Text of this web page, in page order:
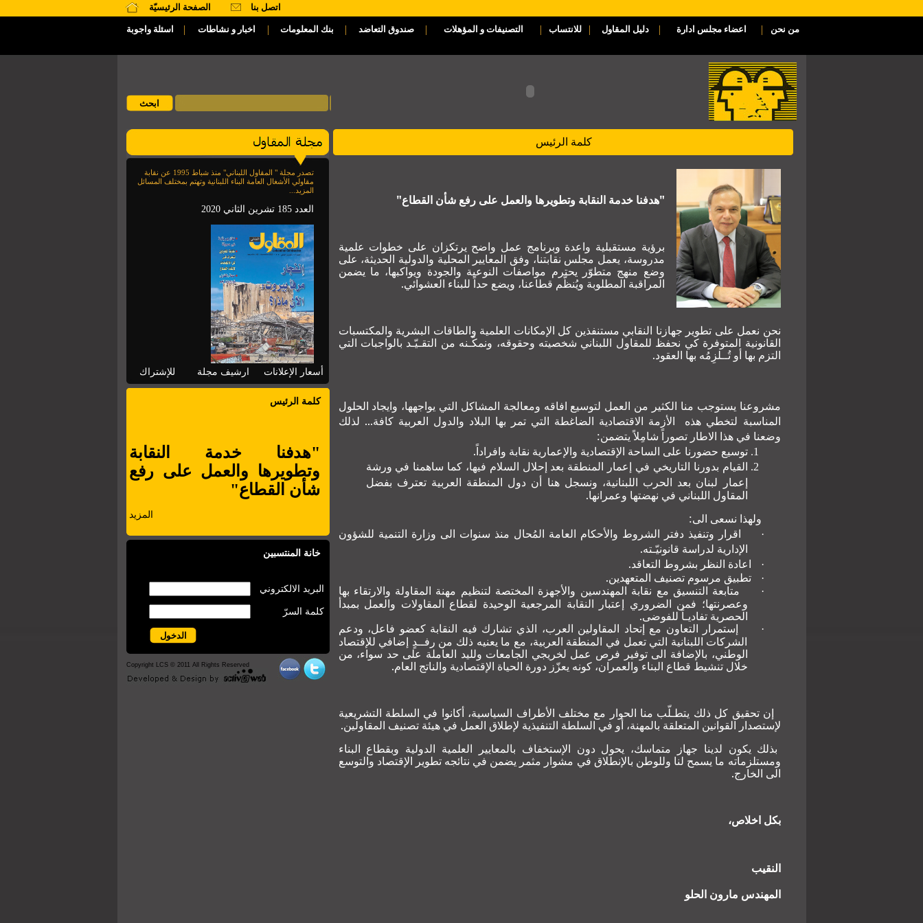
الصفحة الرئيسيّة اتصل بنا
اسئلة واجوبة | اخبار و نشاطات | بنك المعلومات | صندوق التعاضد | التصنيفات و المؤهلات | للانتساب | دليل المقاول | اعضاء مجلس ادارة | من نحن
تصدر مجلة " المقاول اللبناني" منذ شباط 1995 عن نقابة
مقاولي الأشغال العامة البناء اللبنانية وتهتم بمختلف المسائل
المزيد...
العدد 185 تشرين الثاني 2020
للإشتراك ارشيف مجلة أسعار الإعلانات
كلمة الرئيس
"هدفنا خدمة النقابة
وتطويرها والعمل على رفع
شأن القطاع"
المزيد
خانة المنتسبين
البريد الالكتروني
كلمة السرّ
Copyright LCS © 2011 All Rights Reserved
كلمة الرئيس
"هدفنا خدمة النقابة وتطويرها والعمل على رفع شأن القطاع"
برؤية مستقبلية واعدة وبرنامج عمل واضح يرتكزان على خطوات علمية
مدروسة، يعمل مجلس نقابتنا، وفق المعايير المحلية والدولية الحديثة، على
وضع منهج متطوّر يحترم مواصفات النوعية والجودة ويواكبها، ما يضمن
المراقبة المطلوبة ويُنظّم قطاعنا، ويضع حداً للبناء العشوائي.
نحن نعمل على تطوير جهازنا النقابي مستنفذين كل الإمكانات العلمية والطاقات البشرية والمكتسبات
القانونية المتوفرة كي نحفظ للمقاول اللبناني شخصيته وحقوقه، ونمكّـنه من التقـيّـد بالواجبات التي
التزم بها أو تُــلزِمُه بها العقود.
مشروعنا يستوجب منا الكثير من العمل لتوسيع افاقه ومعالجة المشاكل التي يواجهها، وايجاد الحلول
المناسبة لتخطي هذه الأزمة الاقتصادية الضاغطة التي تمر بها البلاد والدول العربية كافة... لذلك
وضعنا في هذا الاطار تصوراً شامِلاً يتضمن:
توسيع حضورنا على الساحة الإقتصادية والإعمارية نقابة وافراداً.
القيام بدورنا التاريخي في إعمار المنطقة بعد إحلال السلام فيها، كما ساهمنا في ورشة
إعمار لبنان بعد الحرب اللبنانية، ونسجل هنا أن دول المنطقة العربية تعترف بفضل
المقاول اللبناني في نهضتها وعمرانها.
ولهذا نسعى الى:
·
اقرار وتنفيذ دفتر الشروط والأحكام العامة المُحال منذ سنوات الى وزارة التنمية للشؤون
الإدارية لدراسة قانونيّـته.
· اعادة النظر بشروط التعاقد.
· تطبيق مرسوم تصنيف المتعهدين.
·
متابعة التنسيق مع نقابة المهندسين والأجهزة المختصة لتنظيم مهنة المقاولة والارتقاء بها
وعصرنتها؛ فمن الضروري إعتبار النقابة المرجعية الوحيدة لقطاع المقاولات والعمل بمبدأ
الحصرية تفاديـاً للفوضى.
·
إستمرار التعاون مع إتحاد المقاولين العرب، الذي تشارك فيه النقابة كعضو فاعل، ودعم
الشركات اللبنانية التي تعمل في المنطقة العربية، مع ما يعنيه ذلك من رفــدٍ إضافي للإقتصاد
الوطني، بالإضافة الى توفير فرص عمل لخريجي الجامعات ولليد العاملة على حد سواء، من
خلال تنشيط قطاع البناء والعمران، كونه يعزّز دورة الحياة الإقتصادية والناتج العام.
إن تحقيق كل ذلك يتطـلّب منا الحوار مع مختلف الأطراف السياسية، أكانوا في السلطة التشريعية
لإستصدار القوانين المتعلقة بالمهنة، أو في السلطة التنفيذية لإطلاق العمل في هيئة تصنيف المقاولين.
بذلك يكون لدينا جهاز متماسك، يحول دون الإستخفاف بالمعايير العلمية الدولية وبقطاع البناء
ومستلزماته ما يسمح لنا وللوطن بالإنطلاق في مشوار مثمر يضمن في نتائجه تطوير الإقتصاد والتوسع
الى الخارج.
بكل اخلاص،
النقيب
المهندس مارون الحلو